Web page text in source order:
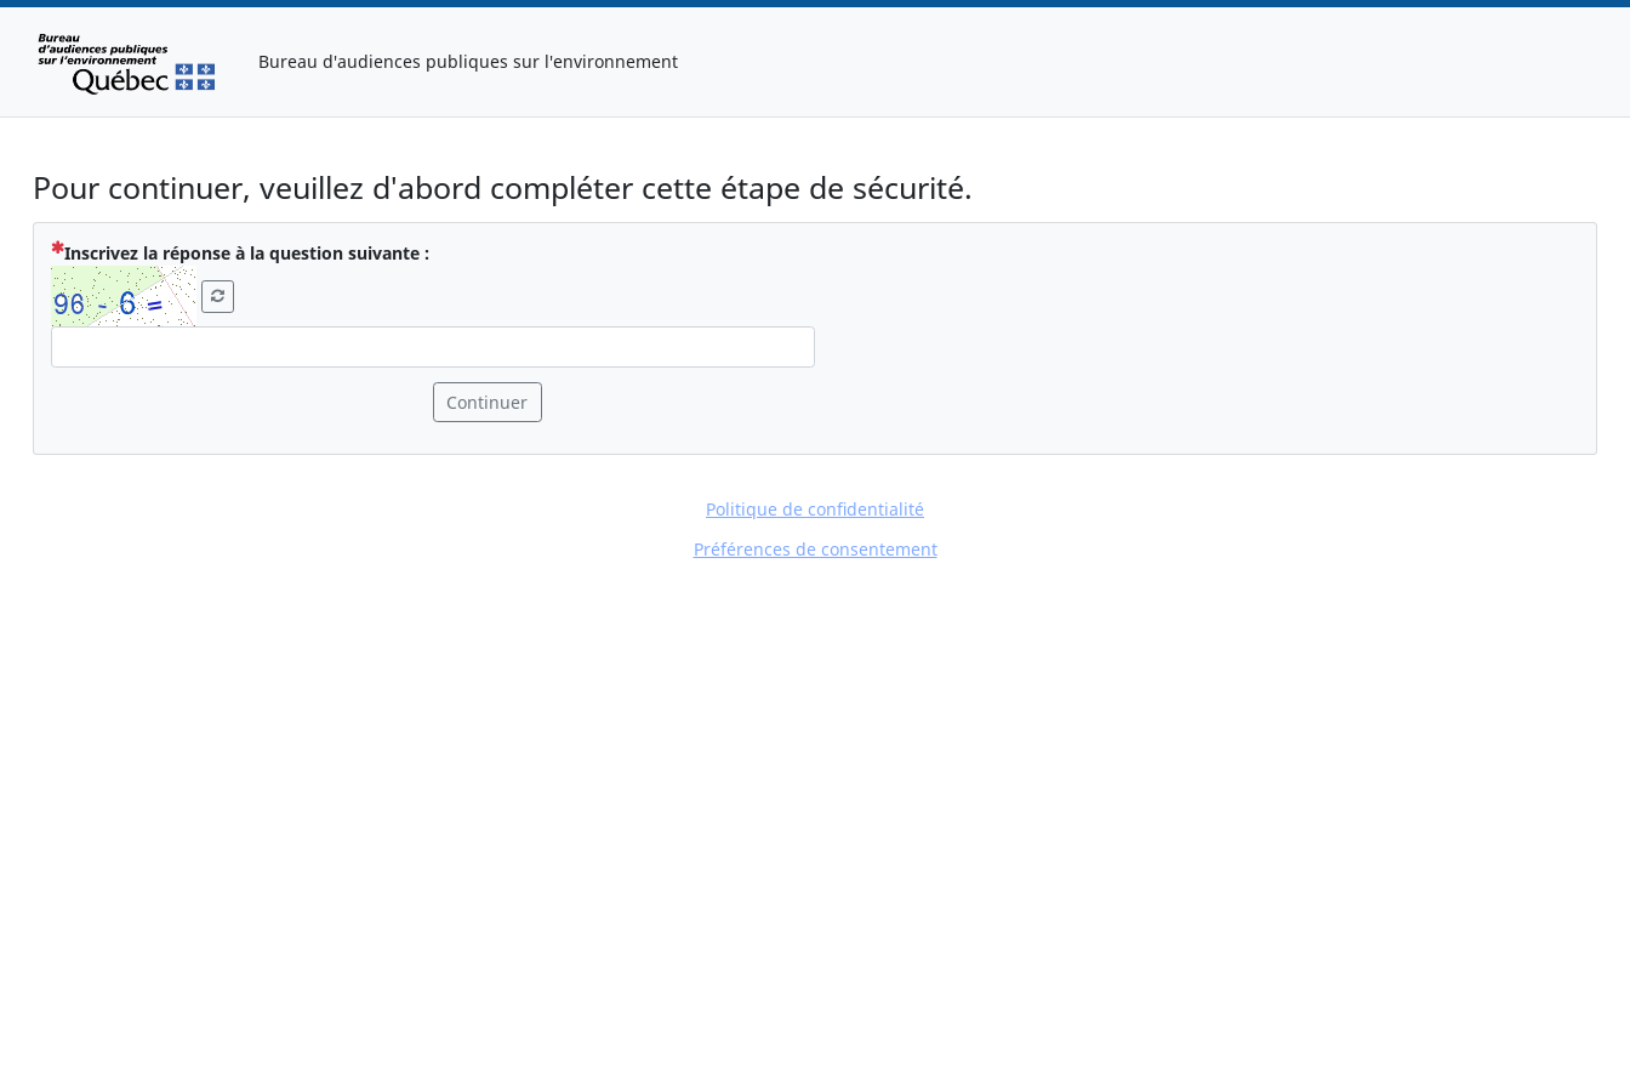
Bureau d'audiences publiques sur l'environnement
Pour continuer, veuillez d'abord compléter cette étape de sécurité.
Inscrivez la réponse à la question suivante :( Obligatoire )
Continuer
Politique de confidentialité
Préférences de consentement